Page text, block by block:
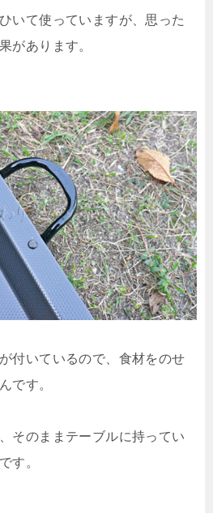
いて使っていますが、思った
があります。
付いているので、食材をのせ
です。
そのままテーブルに持ってい
す。